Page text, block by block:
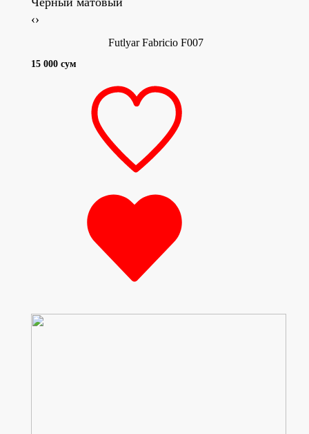
‹›
Futlyar Fabricio F007
15 000 сум